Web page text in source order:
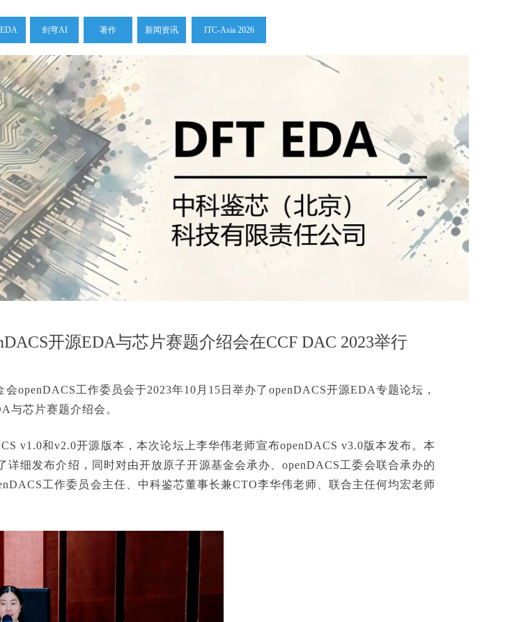
新闻资讯
著作
剑穹AI ITC-Asia 2026
开源EDA与芯片赛题介绍会在CCF DAC 2023举行
openDACS工作委员会于2023年10月15日举办了openDACS开源EDA专题论坛，
与芯片赛题介绍会。
v1.0和v2.0开源版本，本次论坛上李华伟老师宣布openDACS v3.0版本发布。本
细发布介绍，同时对由开放原子开源基金会承办、openDACS工委会联合承办的
工作委员会主任、中科鉴芯董事长兼CTO李华伟老师、联合主任何均宏老师